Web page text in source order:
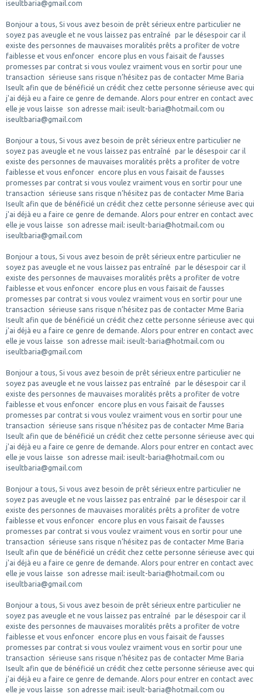
iseultbaria@gmail.com
Bonjour a tous, Si vous avez besoin de prêt sérieux entre particulier ne
soyez pas aveugle et ne vous laissez pas entraîné par le désespoir car il
existe des personnes de mauvaises moralités prêts a profiter de votre
faiblesse et vous enfoncer encore plus en vous faisait de fausses
promesses par contrat si vous voulez vraiment vous en sortir pour une
transaction sérieuse sans risque n’hésitez pas de contacter Mme Baria
Iseult afin que de bénéficié un crédit chez cette personne sérieuse avec qui
j'ai déjà eu a faire ce genre de demande. Alors pour entrer en contact avec
elle je vous laisse son adresse mail: iseult-baria@hotmail.com ou
iseultbaria@gmail.com
Bonjour a tous, Si vous avez besoin de prêt sérieux entre particulier ne
soyez pas aveugle et ne vous laissez pas entraîné par le désespoir car il
existe des personnes de mauvaises moralités prêts a profiter de votre
faiblesse et vous enfoncer encore plus en vous faisait de fausses
promesses par contrat si vous voulez vraiment vous en sortir pour une
transaction sérieuse sans risque n’hésitez pas de contacter Mme Baria
Iseult afin que de bénéficié un crédit chez cette personne sérieuse avec qui
j'ai déjà eu a faire ce genre de demande. Alors pour entrer en contact avec
elle je vous laisse son adresse mail: iseult-baria@hotmail.com ou
iseultbaria@gmail.com
Bonjour a tous, Si vous avez besoin de prêt sérieux entre particulier ne
soyez pas aveugle et ne vous laissez pas entraîné par le désespoir car il
existe des personnes de mauvaises moralités prêts a profiter de votre
faiblesse et vous enfoncer encore plus en vous faisait de fausses
promesses par contrat si vous voulez vraiment vous en sortir pour une
transaction sérieuse sans risque n’hésitez pas de contacter Mme Baria
Iseult afin que de bénéficié un crédit chez cette personne sérieuse avec qui
j'ai déjà eu a faire ce genre de demande. Alors pour entrer en contact avec
elle je vous laisse son adresse mail: iseult-baria@hotmail.com ou
iseultbaria@gmail.com
Bonjour a tous, Si vous avez besoin de prêt sérieux entre particulier ne
soyez pas aveugle et ne vous laissez pas entraîné par le désespoir car il
existe des personnes de mauvaises moralités prêts a profiter de votre
faiblesse et vous enfoncer encore plus en vous faisait de fausses
promesses par contrat si vous voulez vraiment vous en sortir pour une
transaction sérieuse sans risque n’hésitez pas de contacter Mme Baria
Iseult afin que de bénéficié un crédit chez cette personne sérieuse avec qui
j'ai déjà eu a faire ce genre de demande. Alors pour entrer en contact avec
elle je vous laisse son adresse mail: iseult-baria@hotmail.com ou
iseultbaria@gmail.com
Bonjour a tous, Si vous avez besoin de prêt sérieux entre particulier ne
soyez pas aveugle et ne vous laissez pas entraîné par le désespoir car il
existe des personnes de mauvaises moralités prêts a profiter de votre
faiblesse et vous enfoncer encore plus en vous faisait de fausses
promesses par contrat si vous voulez vraiment vous en sortir pour une
transaction sérieuse sans risque n’hésitez pas de contacter Mme Baria
Iseult afin que de bénéficié un crédit chez cette personne sérieuse avec qui
j'ai déjà eu a faire ce genre de demande. Alors pour entrer en contact avec
elle je vous laisse son adresse mail: iseult-baria@hotmail.com ou
iseultbaria@gmail.com
Bonjour a tous, Si vous avez besoin de prêt sérieux entre particulier ne
soyez pas aveugle et ne vous laissez pas entraîné par le désespoir car il
existe des personnes de mauvaises moralités prêts a profiter de votre
faiblesse et vous enfoncer encore plus en vous faisait de fausses
promesses par contrat si vous voulez vraiment vous en sortir pour une
transaction sérieuse sans risque n’hésitez pas de contacter Mme Baria
Iseult afin que de bénéficié un crédit chez cette personne sérieuse avec qui
j'ai déjà eu a faire ce genre de demande. Alors pour entrer en contact avec
elle je vous laisse son adresse mail: iseult-baria@hotmail.com ou